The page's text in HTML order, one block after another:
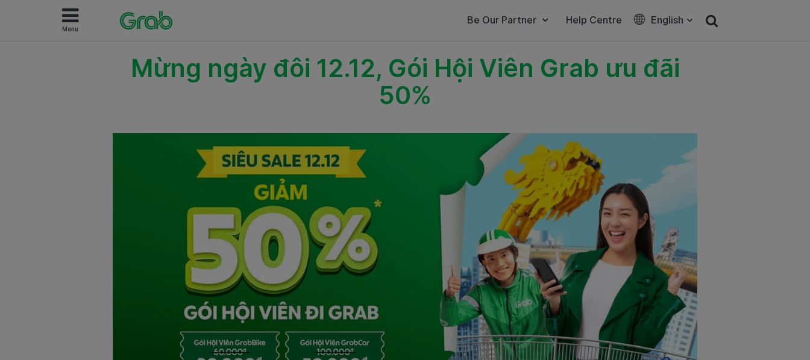
Menu
Be Our Partner Help Centre English
Mừng ngày đôi 12.12, Gói Hội Viên Grab ưu đãi
50%